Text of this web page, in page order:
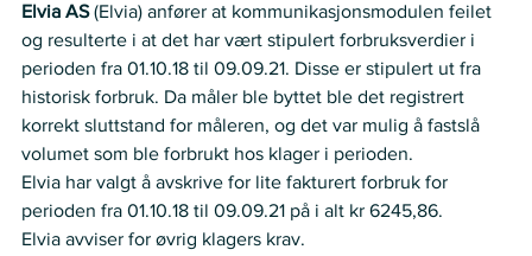
Elvia AS (Elvia) anfører at kommunikasjonsmodulen feilet
og resulterte i at det har vært stipulert forbruksverdier i
perioden fra 01.10.18 til 09.09.21. Disse er stipulert ut fra
historisk forbruk. Da måler ble byttet ble det registrert
korrekt sluttstand for måleren, og det var mulig å fastslå
volumet som ble forbrukt hos klager i perioden.
Elvia har valgt å avskrive for lite fakturert forbruk for
perioden fra 01.10.18 til 09.09.21 på i alt kr 6245,86.
Elvia avviser for øvrig klagers krav.